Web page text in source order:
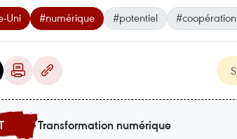
Uni #numérique #potentiel
Transformation numérique